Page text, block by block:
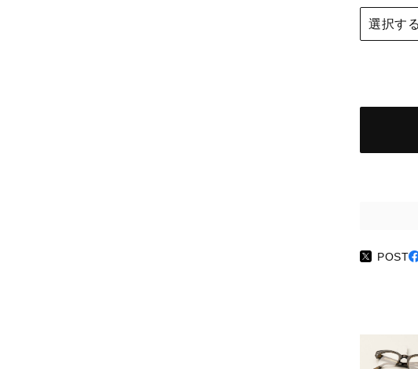
POST